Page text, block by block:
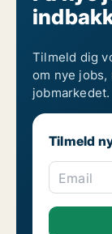
Tilmeld dig
om nye
jobmarkedet.
Tilmeld
Email